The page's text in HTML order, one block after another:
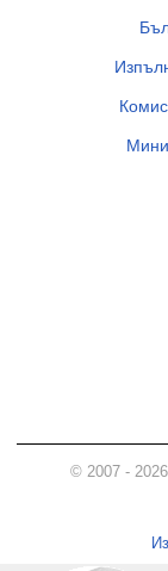
© 2007 - 2026